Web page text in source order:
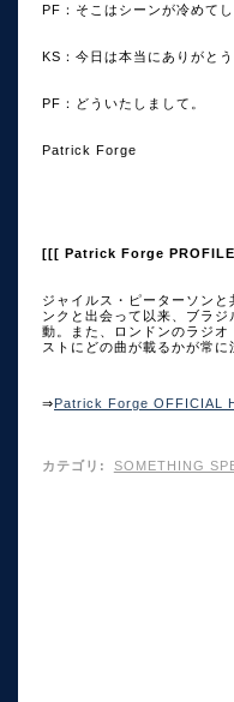
PF：そこはシーンが冷めて
KS：今日は本当にありがとう
PF：どういたしまして。
Patrick Forge
[[[ Patrick Forge
ジャイルス・ピーターソン
ンクと出会って以来、ブラ
動。また、ロンドンのラジ
ストにどの曲が載るかが常
⇒Patrick Forge OFFICIAL
カテゴリ : SOMETHING